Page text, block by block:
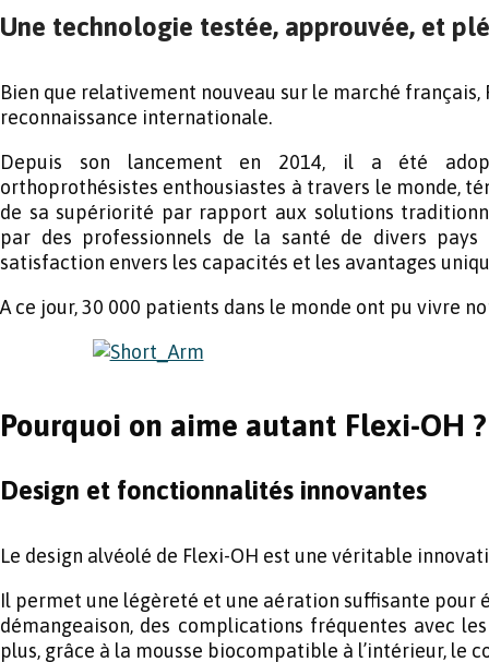
Une technologie testée, approuvée, et
Bien que relativement nouveau sur le marché français,
reconnaissance internationale.
Depuis son lancement en 2014, il a été
orthoprothésistes enthousiastes à travers le monde,
de sa supériorité par rapport aux solutions
par des professionnels de la santé de divers
satisfaction envers les capacités et les avantages
A ce jour, 30 000 patients dans le monde ont pu vivre
Pourquoi on aime autant Flexi-OH ?
Design et fonctionnalités innovantes
Le design alvéolé de Flexi-OH est une véritable
Il permet une légèreté et une aération suffisante pour
démangeaison, des complications fréquentes avec
plus, grâce à la mousse biocompatible à l’intérieur, le